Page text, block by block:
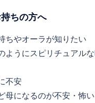
ちの方へ
ちやオーラが知りたい
ようにスピリチュアル
不安
母になるのが不安・怖い